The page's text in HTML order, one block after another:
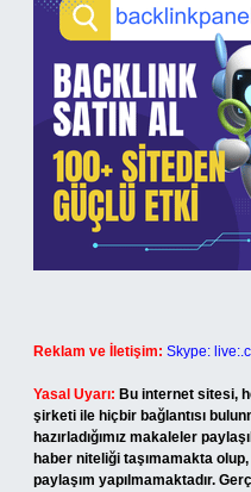
Reklam ve İletişim: Skype:
Yasal Uyarı: Bu internet sitesi,
şirketi ile hiçbir bağlantısı
hazırladığımız makaleler
haber niteliği taşımamakta
paylaşım yapılmamaktadır.